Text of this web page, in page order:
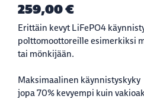
259,00 €
Erittäin kevyt LiFePO4
polttomoottoreille esimerkiksi
tai mönkijään.
Maksimaalinen käynnistyskyky
jopa 70% kevyempi kuin